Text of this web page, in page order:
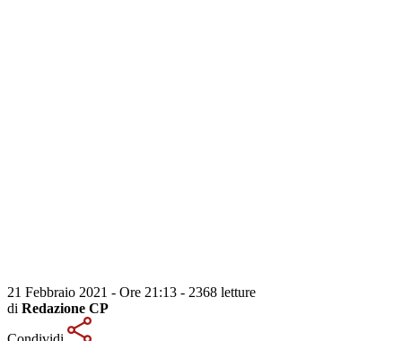
21 Febbraio 2021 - Ore 21:13 - 2368 letture
di Redazione CP